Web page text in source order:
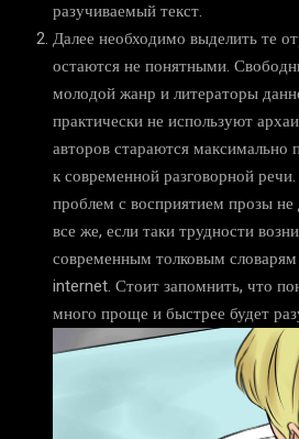
разучиваемый текст.
Далее необходимо выделить те
остаются не понятными.
молодой жанр и литераторы
практически не используют
авторов стараются максимально
к современной разговорной
проблем с восприятием прозы
все же, если таки трудности
современным толковым
internet. Стоит запомнить, что
много проще и быстрее будет